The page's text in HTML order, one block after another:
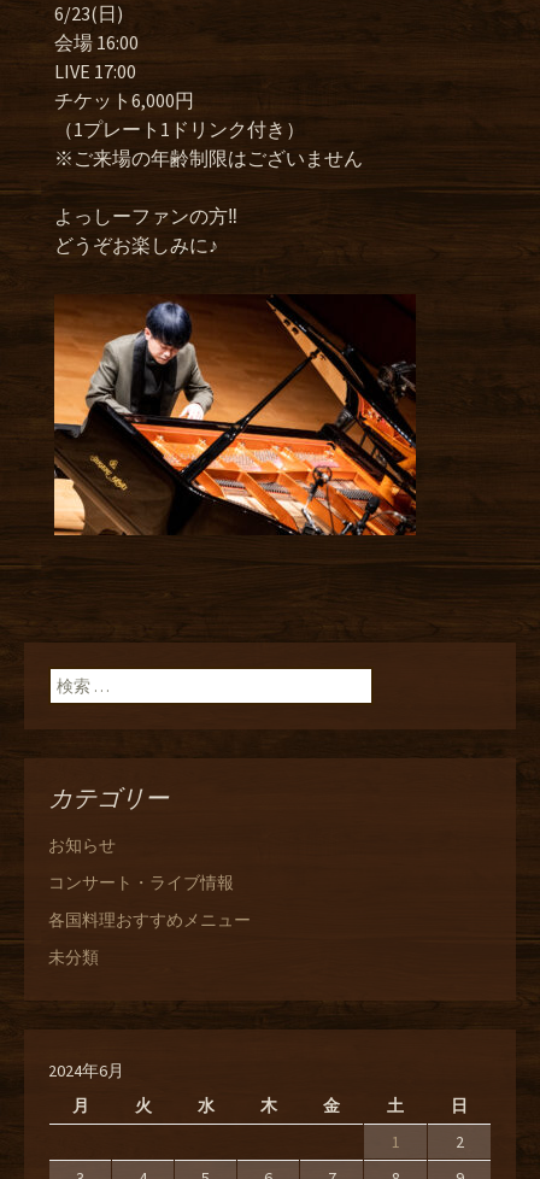
6/23(日)
会場 16:00
LIVE 17:00
チケット6,000円
（1プレート1ドリンク付き）
※ご来場の年齢制限はございません
よっしーファンの方‼︎
どうぞお楽しみに♪
検索:
カテゴリー
お知らせ
コンサート・ライブ情報
各国料理おすすめメニュー
未分類
2024年6月
月
火 水 木 金 土 日
1
2